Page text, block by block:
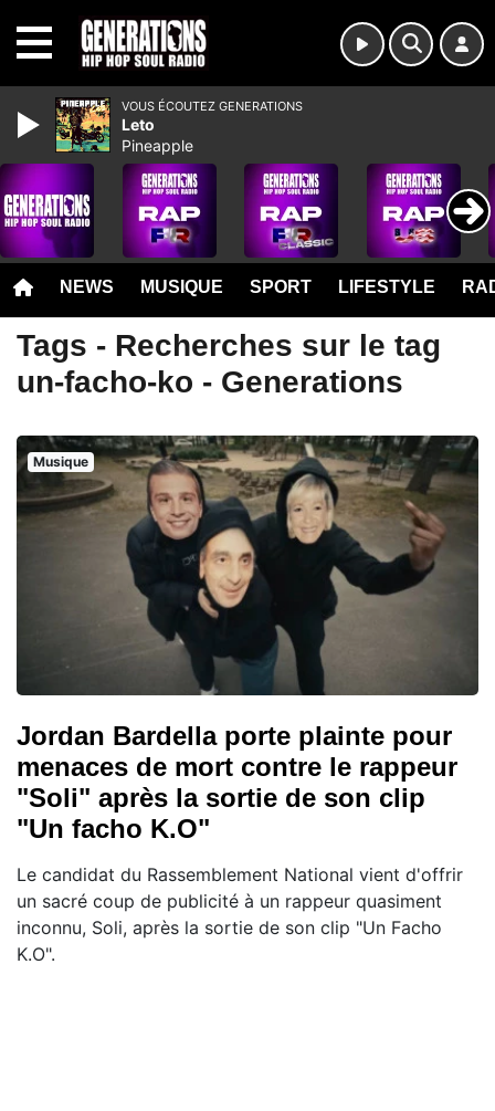
NEWS MUSIQUE SPORT LIFESTYLE
Tags - Recherches sur le tag
un-facho-ko - Generations
Musique
Jordan Bardella porte plainte pour
menaces de mort contre le rappeur
"Soli" après la sortie de son clip
"Un facho K.O"
Le candidat du Rassemblement National vient d'offrir
un sacré coup de publicité à un rappeur quasiment
inconnu, Soli, après la sortie de son clip "Un Facho
K.O".
VOUS ÉCOUTEZ GENERATIONS
Leto
Pineapple